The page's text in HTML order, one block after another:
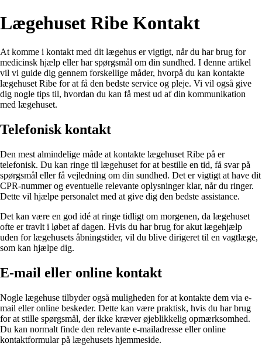
Lægehuset Ribe Kontakt
At komme i kontakt med dit lægehus er vigtigt, når du har brug for
medicinsk hjælp eller har spørgsmål om din sundhed. I denne artikel
vil vi guide dig gennem forskellige måder, hvorpå du kan kontakte
lægehuset Ribe for at få den bedste service og pleje. Vi vil også give
dig nogle tips til, hvordan du kan få mest ud af din kommunikation
med lægehuset.
Telefonisk kontakt
Den mest almindelige måde at kontakte lægehuset Ribe på er
telefonisk. Du kan ringe til lægehuset for at bestille en tid, få svar på
spørgsmål eller få vejledning om din sundhed. Det er vigtigt at have dit
CPR-nummer og eventuelle relevante oplysninger klar, når du ringer.
Dette vil hjælpe personalet med at give dig den bedste assistance.
Det kan være en god idé at ringe tidligt om morgenen, da lægehuset
ofte er travlt i løbet af dagen. Hvis du har brug for akut lægehjælp
uden for lægehusets åbningstider, vil du blive dirigeret til en vagtlæge,
som kan hjælpe dig.
E-mail eller online kontakt
Nogle lægehuse tilbyder også muligheden for at kontakte dem via e-
mail eller online beskeder. Dette kan være praktisk, hvis du har brug
for at stille spørgsmål, der ikke kræver øjeblikkelig opmærksomhed.
Du kan normalt finde den relevante e-mailadresse eller online
kontaktformular på lægehusets hjemmeside.